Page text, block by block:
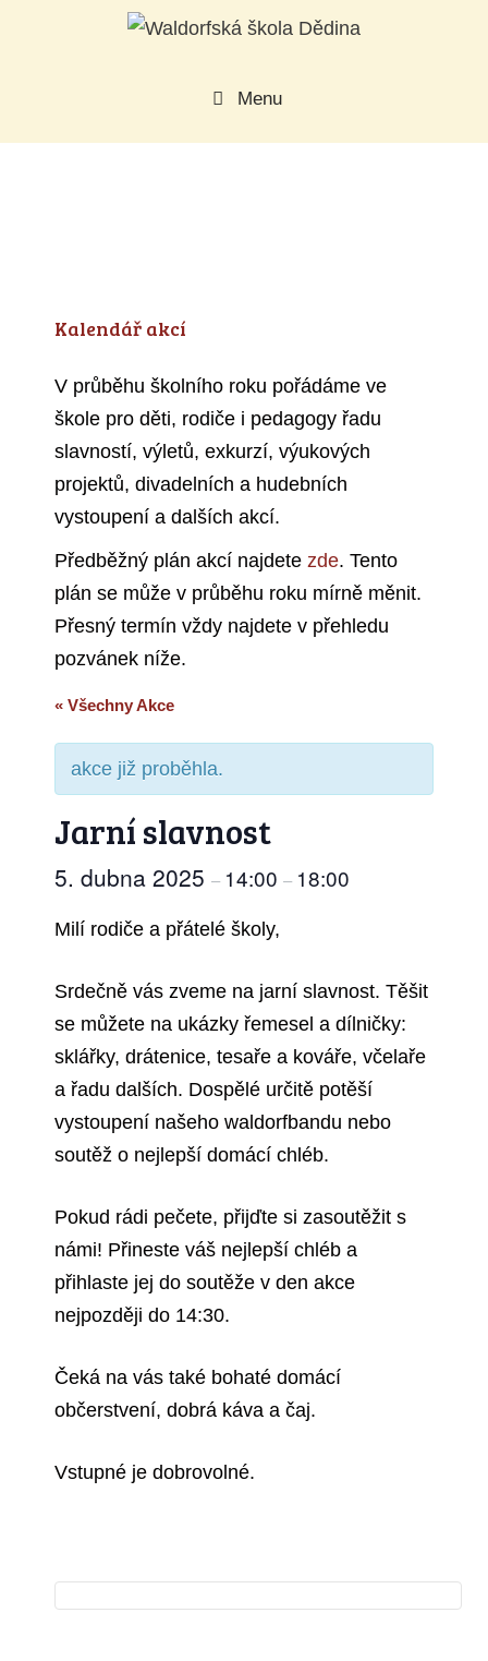
Menu
Kalendář akcí
V průběhu školního roku pořádáme ve
škole pro děti, rodiče i pedagogy řadu
slavností, výletů, exkurzí, výukových
projektů, divadelních a hudebních
vystoupení a dalších akcí.
Předběžný plán akcí najdete zde. Tento
plán se může v průběhu roku mírně měnit.
Přesný termín vždy najdete v přehledu
pozvánek níže.
« Všechny Akce
akce již proběhla.
Jarní slavnost
5. dubna 2025 – 14:00 – 18:00
Milí rodiče a přátelé školy,
Srdečně vás zveme na jarní slavnost. Těšit
se můžete na ukázky řemesel a dílničky:
sklářky, drátenice, tesaře a kováře, včelaře
a řadu dalších. Dospělé určitě potěší
vystoupení našeho waldorfbandu nebo
soutěž o nejlepší domácí chléb.
Pokud rádi pečete, přijďte si zasoutěžit s
námi! Přineste váš nejlepší chléb a
přihlaste jej do soutěže v den akce
nejpozději do 14:30.
Čeká na vás také bohaté domácí
občerstvení, dobrá káva a čaj.
Vstupné je dobrovolné.